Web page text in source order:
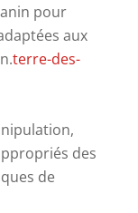
pour
aux
terre-des-
des
de